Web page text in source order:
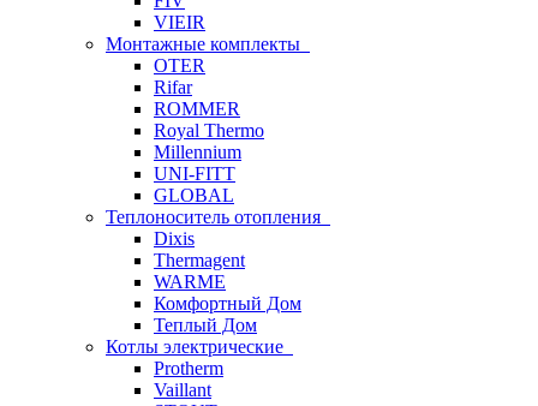
VIEIR
Монтажные комплекты
OTER
Rifar
ROMMER
Royal Thermo
Millennium
UNI-FITT
GLOBAL
Теплоноситель отопления
Dixis
Thermagent
WARME
Комфортный Дом
Теплый Дом
Котлы электрические
Protherm
Vaillant